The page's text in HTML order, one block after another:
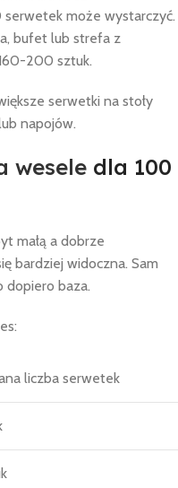
serwetek może wystarczyć.
bufet lub strefa z
200 sztuk.
serwetki na stoły
napojów.
wesele dla 100
małą a dobrze
bardziej widoczna. Sam
dopiero baza.
liczba serwetek